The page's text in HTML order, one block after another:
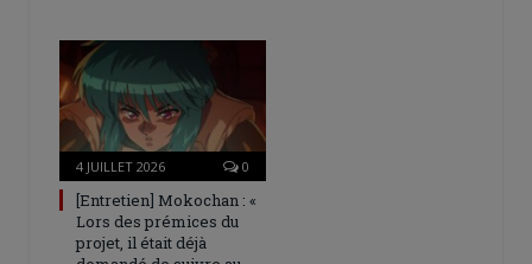
4 JUILLET 2026 0
[Entretien] Mokochan : «
Lors des prémices du
projet, il était déjà